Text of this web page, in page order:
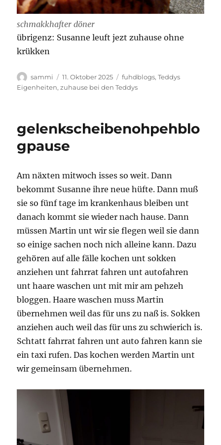
schmakkhafter döner
übrigenz: Susanne leuft jezt zuhause ohne
krükken
Autor
sammi
Veröffentlicht
am
11. Oktober 2025 Kategorien
fuhdblogs,Teddys
Eigenheiten,zuhause bei den Teddys
gelenkscheibenohpehblo
gpause
Am näxten mitwoch isses so weit. Dann
bekommt Susanne ihre neue hüfte. Dann muß
sie so fünf tage im krankenhaus bleiben unt
danach kommt sie wieder nach hause. Dann
müssen Martin unt wir sie flegen weil sie dann
so einige sachen noch nich alleine kann. Dazu
gehören auf alle fälle kochen unt sokken
anziehen unt fahrrat fahren unt autofahren
unt haare waschen unt mit mir am pehzeh
bloggen. Haare waschen muss Martin
übernehmen weil das für uns zu naß is. Sokken
anziehen auch weil das für uns zu schwierich is.
Schtatt fahrrat fahren unt auto fahren kann sie
ein taxi rufen. Das kochen werden Martin unt
wir gemeinsam übernehmen.